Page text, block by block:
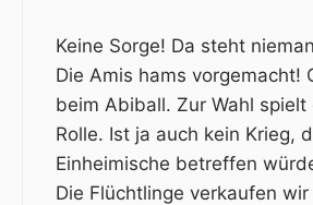
Keine Sorge! Da steht
Die Amis hams vorgemacht!
beim Abiball. Zur Wahl spielt
Rolle. Ist ja auch kein Krieg,
Einheimische betreffen
Die Flüchtlinge verkaufen